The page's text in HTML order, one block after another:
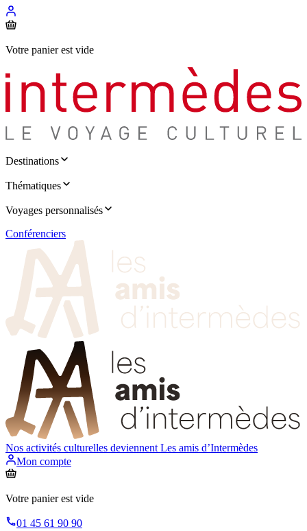
Votre panier est vide
Destinations
Thématiques
Voyages personnalisés
Conférenciers
Nos activités culturelles deviennent Les amis d’Intermèdes
Mon compte
Votre panier est vide
01 45 61 90 90